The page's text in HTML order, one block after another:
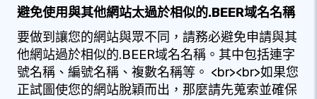
避免使用與其他網站太過於相似的.BEER域名名稱
要做到讓您的網站與眾不同，請務必避免申請與其
他網站過於相似的.BEER域名名稱。其中包括連字
號名稱、編號名稱、複數名稱等。 <br><br>如果您
正試圖使您的網站脫穎而出，那麼請先蒐索並確保